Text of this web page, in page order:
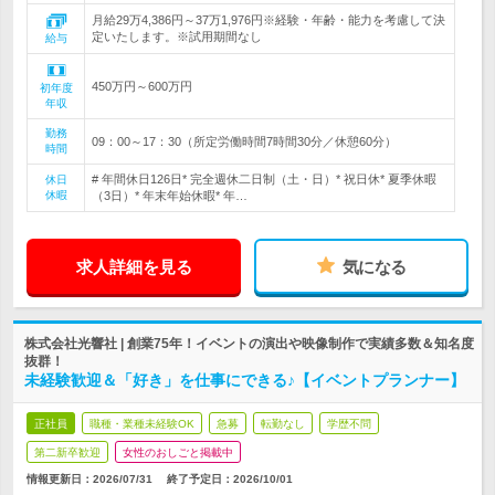
給与
月給29万4,386円～37万1,976円※経験・年齢・能力を考慮して決
定いたします。※試用期間なし
初年度
年収
450万円～600万円
勤務
時間
09：00～17：30（所定労働時間7時間30分／休憩60分）
休日
休暇
# 年間休日126日* 完全週休二日制（土・日）* 祝日休* 夏季休暇
（3日）* 年末年始休暇* 年…
求人詳細を見る 気になる
株式会社光響社 | 創業75年！イベントの演出や映像制作で実績多数＆知名度
抜群！
未経験歓迎＆「好き」を仕事にできる♪【イベントプランナー】
正社員 職種・業種未経験OK 急募 転勤なし 学歴不問
第二新卒歓迎 女性のおしごと掲載中
情報更新日：2026/07/31 終了予定日： 2026/10/01